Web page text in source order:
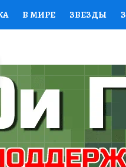
В МИРЕ ЗВЕЗДЫ
НАЦИОНАЛЬНЫЕ ПРОЕКТЫ
ЖЕНСКИЕ
ДЕФИЦИТ
РАБОТА У НАС ГИД